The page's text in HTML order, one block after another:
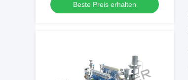
Beste Preis erhalten